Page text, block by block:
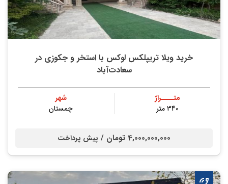
خرید ویلا تریپلکس لوکس با استخر و جکوزی در
سعادت‌آباد
متــــراژ
340 متر
شهر
چمستان
4,000,000,000 تومان / پیش پرداخت